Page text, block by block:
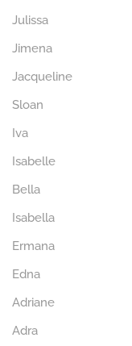
Julissa
Jimena
Jacqueline
Sloan
Iva
Isabelle
Bella
Isabella
Ermana
Edna
Adriane
Adra